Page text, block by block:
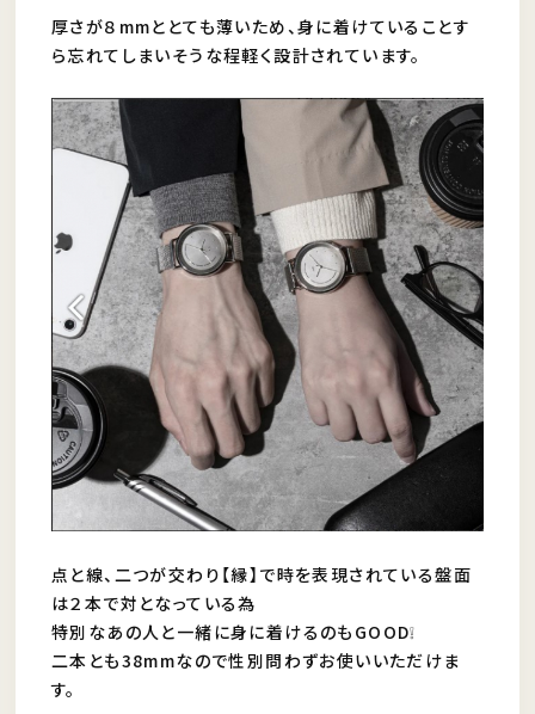
厚さが８mmととても薄いため、身に着けていることす
ら忘れてしまいそうな程軽く設計されています。
点と線、二つが交わり【縁】で時を表現されている盤面
は２本で対となっている為
特別なあの人と一緒に身に着けるのもGOOD❕
二本とも38mmなので性別問わずお使いいただけま
す。